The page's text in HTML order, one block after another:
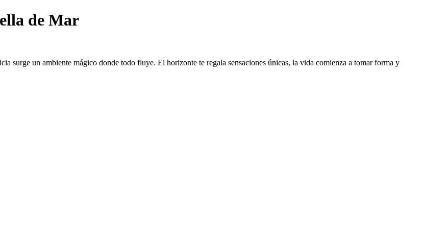
de Mar
surge un ambiente mágico donde todo fluye. El horizonte te regala sensaciones únicas, la vida comienza a tomar forma y